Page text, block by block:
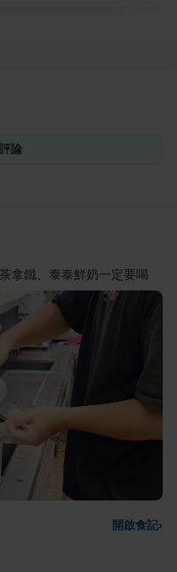
論
拿鐵、泰泰鮮奶一定要喝
開啟食記›